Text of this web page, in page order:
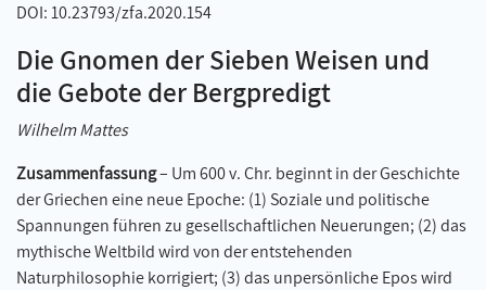
DOI: 10.23793/zfa.2020.154
Die Gnomen der Sieben Weisen und
die Gebote der Bergpredigt
Wilhelm Mattes
Zusammenfassung– Um 600 v. Chr. beginnt in der Geschichte
der Griechen eine neue Epoche: (1) Soziale und politische
Spannungen führen zu gesellschaftlichen Neuerungen; (2) das
mythische Weltbild wird von der entstehenden
Naturphilosophie korrigiert; (3) das unpersönliche Epos wird